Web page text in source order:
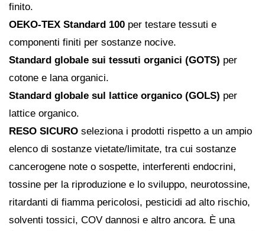
finito.
OEKO-TEX Standard 100 per testare tessuti e
componenti finiti per sostanze nocive.
Standard globale sui tessuti organici (GOTS) per
cotone e lana organici.
Standard globale sul lattice organico (GOLS) per
lattice organico.
RESO SICURO seleziona i prodotti rispetto a un ampio
elenco di sostanze vietate/limitate, tra cui sostanze
cancerogene note o sospette, interferenti endocrini,
tossine per la riproduzione e lo sviluppo, neurotossine,
ritardanti di fiamma pericolosi, pesticidi ad alto rischio,
solventi tossici, COV dannosi e altro ancora. È una